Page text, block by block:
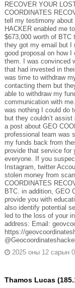
RECOVER YOUR
COORDINATES
tell my testimony about
HACKER enabled me
$673,000 worth of BTC
they got my email but I
good proposal on how
them. I was convinced
that had invested in
was time to withdraw
contacting them but
able to withdraw my
communication with
was nothing I could do
but they couldn’t
a post about GEO
professional team was
my funds back from
provide that service for
everyone. If you
Instagram, twitter
stolen money from
COORDINATES
BTC. in addition, GEO
provide you with
also identify potential
led to the loss of your
address: Email:
https://
2025 оны 12 сарын
Thamos Lucas